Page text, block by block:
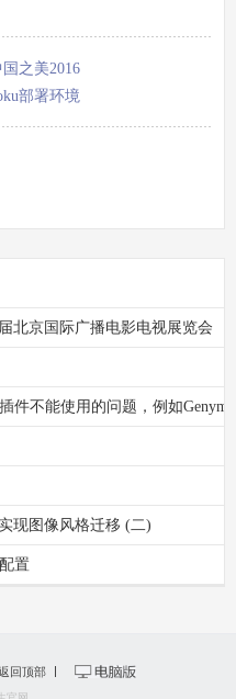
之美2016
部署环境
北京国际广播电影电视展览会
件不能使用的问题，例如
现图像风格迁移 (二)
置
回顶部